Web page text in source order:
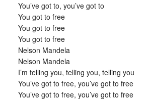
You’ve got to, you’ve got to
You got to free
You got to free
You got to free
Nelson Mandela
Nelson Mandela
I’m telling you, telling you, telling you
You’ve got to free, you’ve got to free
You’ve got to free, you’ve got to free